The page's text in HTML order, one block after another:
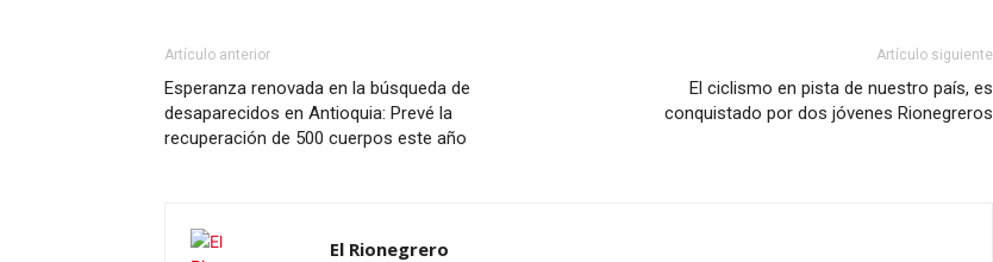
Mi Cuenta
Artículo anterior
Esperanza renovada en la búsqueda de
desaparecidos en Antioquia: Prevé la
recuperación de 500 cuerpos este año
Artículo siguiente
El ciclismo en pista de nuestro país, es
conquistado por dos jóvenes Rionegreros
El Rionegrero